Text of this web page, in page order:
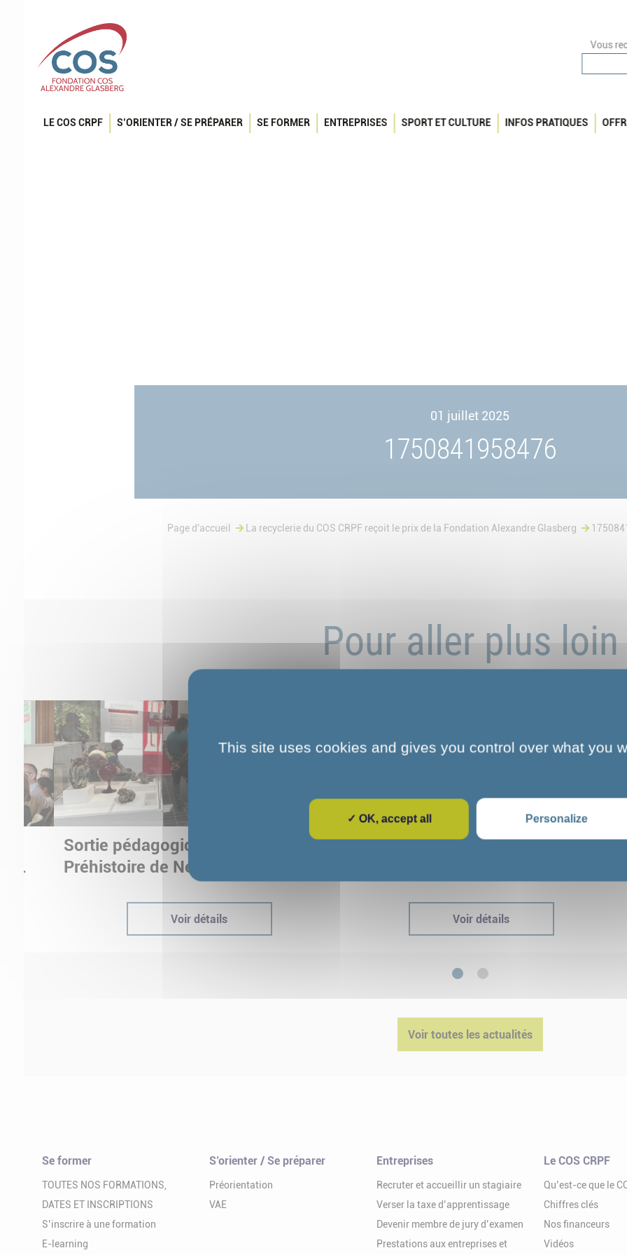
Vous
LE COS CRPF S’ORIENTER / SE PRÉPARER SE FORMER ENTREPRISES SPORT ET CULTURE INFOS PRATIQUES
01 juillet 2025
1750841958476
Page d'accueil La recyclerie du COS CRPF reçoit le prix de la Fondation Alexandre Glasberg
Pour aller plus loin
Sortie pédagogique au Musée de
Préhistoire de Nemours : apprendre
Voir détails
L'art et la culture s'invitent au COS
Voir détails
Voir toutes les actualités
Se former
TOUTES NOS FORMATIONS,
DATES ET INSCRIPTIONS
S’inscrire à une formation
E-learning
S’orienter / Se préparer
Préorientation
VAE
Entreprises
Recruter et accueillir un stagiaire
Verser la taxe d’apprentissage
Devenir membre de jury d’examen
Prestations aux entreprises et
Le COS CRPF
Qu’est-ce que le
Chiffres clés
Nos financeurs
Vidéos
This site uses cookies and gives you control over what you
✓ OK, accept all Personalize